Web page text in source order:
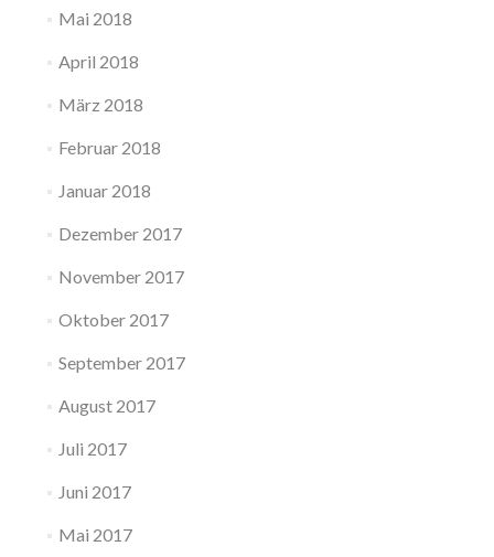
Mai 2018
April 2018
März 2018
Februar 2018
Januar 2018
Dezember 2017
November 2017
Oktober 2017
September 2017
August 2017
Juli 2017
Juni 2017
Mai 2017